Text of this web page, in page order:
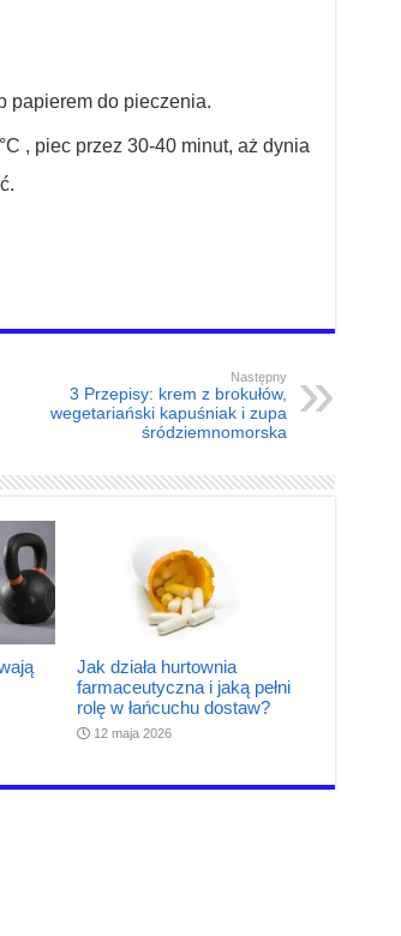
papierem do pieczenia.
, piec przez 30-40 minut, aż dynia
Następny
3 Przepisy: krem z brokułów,
wegetariański kapuśniak i zupa
śródziemnomorska
Jak działa hurtownia
farmaceutyczna i jaką pełni
rolę w łańcuchu dostaw?
12 maja 2026